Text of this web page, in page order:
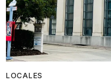
LOCALES